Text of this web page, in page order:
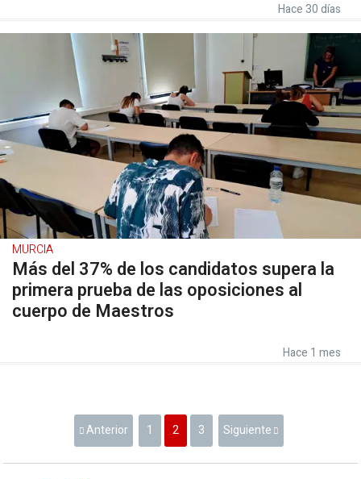
Hace 30 días
MURCIA
Más del 37% de los candidatos supera la
primera prueba de las oposiciones al
cuerpo de Maestros
Hace 1 mes
Anterior 1 2 3 Siguiente